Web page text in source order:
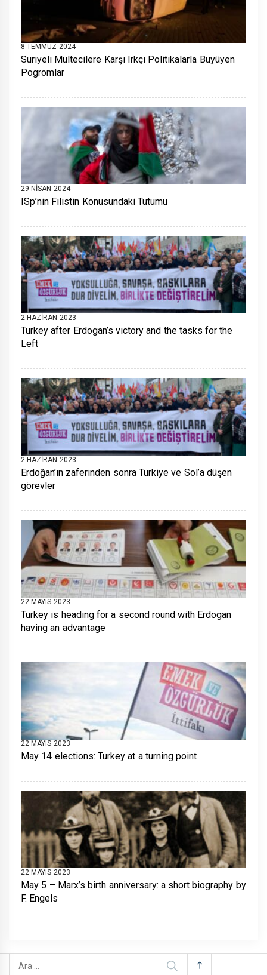
8 TEMMUZ 2024
Suriyeli Mültecilere Karşı Irkçı Politikalarla Büyüyen
Pogromlar
29 NISAN 2024
ISp’nin Filistin Konusundaki Tutumu
2 HAZIRAN 2023
Turkey after Erdogan’s victory and the tasks for the
Left
2 HAZIRAN 2023
Erdoğan’ın zaferinden sonra Türkiye ve Sol’a düşen
görevler
22 MAYIS 2023
Turkey is heading for a second round with Erdogan
having an advantage
22 MAYIS 2023
May 14 elections: Turkey at a turning point
22 MAYIS 2023
May 5 – Marx’s birth anniversary: a short biography by
F. Engels
Arama: